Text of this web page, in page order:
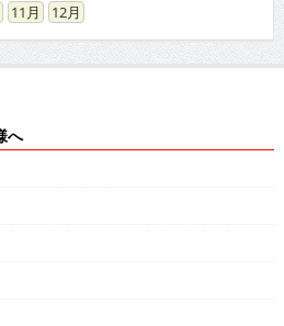
11 12
へ